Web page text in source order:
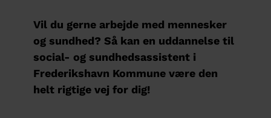
Vil du gerne arbejde med mennesker
og sundhed? Så kan en uddannelse til
social- og sundhedsassistent i
Frederikshavn Kommune være den
helt rigtige vej for dig!